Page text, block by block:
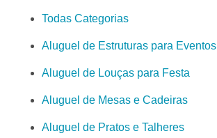
Todas Categorias
Aluguel de Estruturas para Eventos
Aluguel de Louças para Festa
Aluguel de Mesas e Cadeiras
Aluguel de Pratos e Talheres